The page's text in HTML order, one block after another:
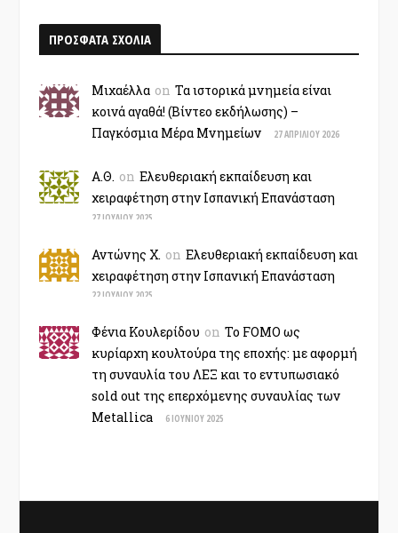
ΠΡΟΣΦΑΤΑ ΣΧΟΛΙΑ
Μιχαέλλα on Τα ιστορικά μνημεία είναι
κοινά αγαθά! (Βίντεο εκδήλωσης) –
Παγκόσμια Μέρα Μνημείων
27 ΑΠΡΙΛΊΟΥ 2026
Α.Θ. on Ελευθεριακή εκπαίδευση και
χειραφέτηση στην Ισπανική Επανάσταση
27 ΙΟΥΛΊΟΥ 2025
Αντώνης Χ. on Ελευθεριακή εκπαίδευση και
χειραφέτηση στην Ισπανική Επανάσταση
22 ΙΟΥΛΊΟΥ 2025
Φένια Κουλερίδου on Το FOMO ως
κυρίαρχη κουλτούρα της εποχής: με αφορμή
τη συναυλία του ΛΕΞ και το εντυπωσιακό
sold out της επερχόμενης συναυλίας των
Metallica
6 ΙΟΥΝΊΟΥ 2025